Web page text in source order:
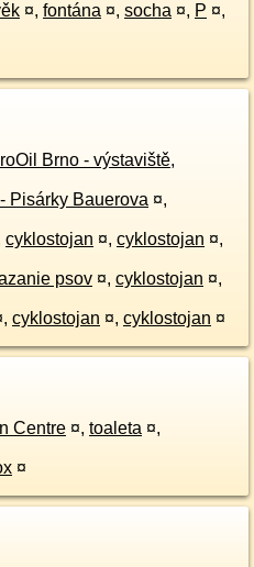
¤, fontána ¤, socha ¤, P ¤,
Brno - výstaviště,
Pisárky Bauerova ¤,
cyklostojan ¤, cyklostojan ¤,
psov ¤, cyklostojan ¤,
, cyklostojan ¤, cyklostojan ¤
Centre ¤, toaleta ¤,
¤